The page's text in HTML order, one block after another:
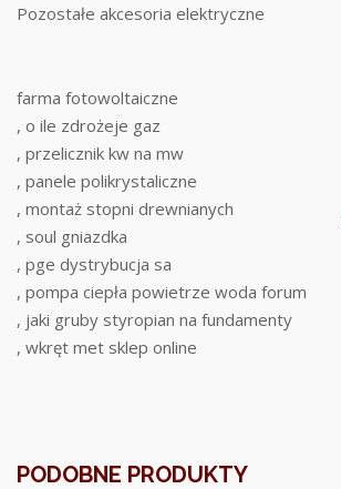
Pozostałe akcesoria elektryczne
farma fotowoltaiczne
, o ile zdrożeje gaz
, przelicznik kw na mw
, panele polikrystaliczne
, montaż stopni drewnianych
, soul gniazdka
, pge dystrybucja sa
, pompa ciepła powietrze woda forum
, jaki gruby styropian na fundamenty
, wkręt met sklep online
PODOBNE PRODUKTY